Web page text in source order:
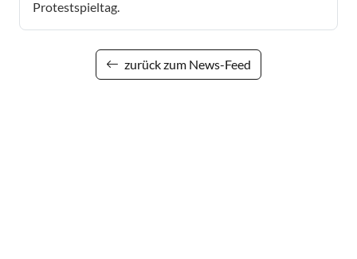
Protestspieltag.
zurück zum News-Feed